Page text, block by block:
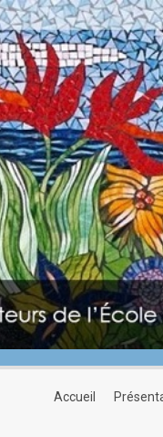
accueil